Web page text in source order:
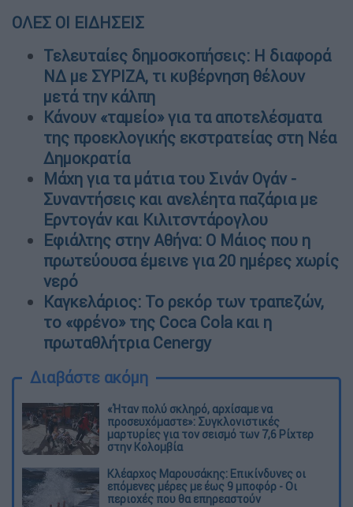
ΟΛΕΣ ΟΙ ΕΙΔΗΣΕΙΣ
Τελευταίες δημοσκοπήσεις: Η διαφορά
ΝΔ με ΣΥΡΙΖΑ, τι κυβέρνηση θέλουν
μετά την κάλπη
Κάνουν «ταμείο» για τα αποτελέσματα
της προεκλογικής εκστρατείας στη Νέα
Δημοκρατία
Μάχη για τα μάτια του Σινάν Ογάν -
Συναντήσεις και ανελέητα παζάρια με
Ερντογάν και Κιλιτσντάρογλου
Εφιάλτης στην Αθήνα: Ο Μάιος που η
πρωτεύουσα έμεινε για 20 ημέρες χωρίς
νερό
Καγκελάριος: Το ρεκόρ των τραπεζών,
το «φρένο» της Coca Cola και η
πρωταθλήτρια Cenergy
Διαβάστε ακόμη
«Ήταν πολύ σκληρό, αρχίσαμε να
προσευχόμαστε»: Συγκλονιστικές
μαρτυρίες για τον σεισμό των 7,6 Ρίχτερ
στην Κολομβία
Κλέαρχος Μαρουσάκης: Επικίνδυνες οι
επόμενες μέρες με έως 9 μποφόρ - Οι
περιοχές που θα επηρεαστούν